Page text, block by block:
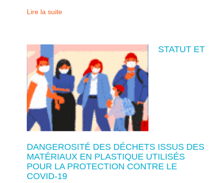
Lire la suite
STATUT ET
DANGEROSITÉ DES DÉCHETS ISSUS DES
MATÉRIAUX EN PLASTIQUE UTILISÉS
POUR LA PROTECTION CONTRE LE
COVID-19